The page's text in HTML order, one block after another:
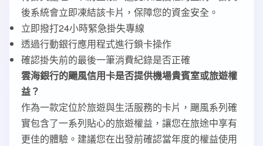
後系統會立即凍結該卡片，保障您的資金安全。
立即撥打24小時緊急掛失專線
透過行動銀行應用程式進行鎖卡操作
確認掛失前的最後一筆消費紀錄是否正確
雲海銀行的颺風信用卡是否提供機場貴賓室或旅遊權
益？
作為一款定位於旅遊與生活服務的卡片，颺風系列確
實包含了一系列貼心的旅遊權益，讓您在旅途中享有
更佳的體驗。建議您在出發前確認當年度的權益使用